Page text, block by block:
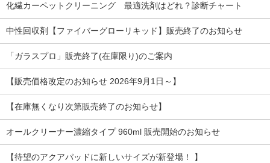
化繊カーペットクリーニング 最適洗剤はどれ？診断チャート
中性回収剤【ファイバーグローリキッド】販売終了のお知らせ
「ガラスプロ」販売終了(在庫限り)のご案内
【販売価格改定のお知らせ 2026年9月1日～】
【在庫無くなり次第販売終了のお知らせ】
オールクリーナー濃縮タイプ 960ml 販売開始のお知らせ
【待望のアクアパッドに新しいサイズが新登場！ 】